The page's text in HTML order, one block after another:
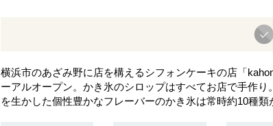
横浜市のあざみ野に店を構えるシフォンケーキの店「
ーアルオープン。かき氷のシロップはすべてお店で手作
を生かした個性豊かなフレーバーのかき氷は常時約10種類